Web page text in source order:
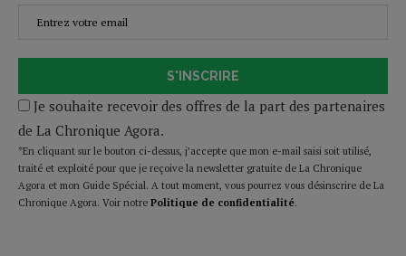
S'INSCRIRE
Je souhaite recevoir des offres de la part des partenaires
de La Chronique Agora.
*En cliquant sur le bouton ci-dessus, j’accepte que mon e-mail saisi soit utilisé,
traité et exploité pour que je reçoive la newsletter gratuite de La Chronique
Agora et mon Guide Spécial. A tout moment, vous pourrez vous désinscrire de La
Chronique Agora. Voir notre Politique de confidentialité.